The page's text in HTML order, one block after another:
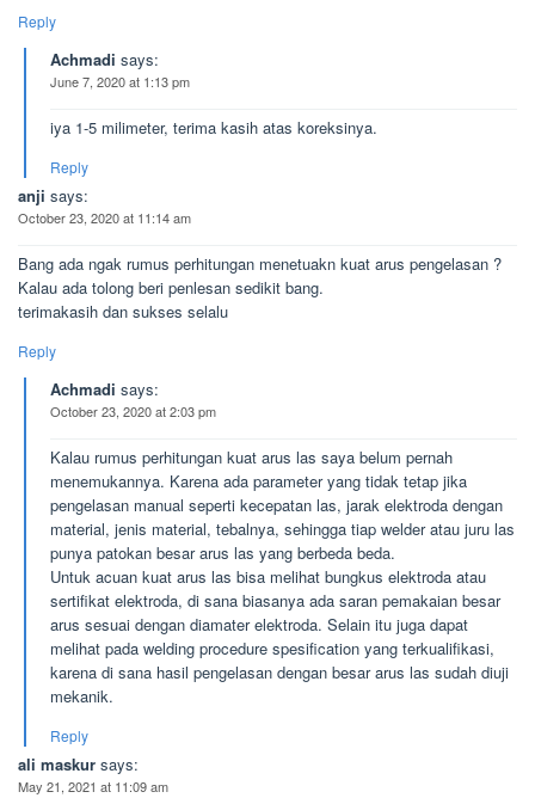
Reply
Achmadi says:
June 7, 2020 at 1:13 pm
iya 1-5 milimeter, terima kasih atas koreksinya.
Reply
anji says:
October 23, 2020 at 11:14 am
Bang ada ngak rumus perhitungan menetuakn kuat arus pengelasan ?
Kalau ada tolong beri penlesan sedikit bang.
terimakasih dan sukses selalu
Reply
Achmadi says:
October 23, 2020 at 2:03 pm
Kalau rumus perhitungan kuat arus las saya belum pernah
menemukannya. Karena ada parameter yang tidak tetap jika
pengelasan manual seperti kecepatan las, jarak elektroda dengan
material, jenis material, tebalnya, sehingga tiap welder atau juru las
punya patokan besar arus las yang berbeda beda.
Untuk acuan kuat arus las bisa melihat bungkus elektroda atau
sertifikat elektroda, di sana biasanya ada saran pemakaian besar
arus sesuai dengan diamater elektroda. Selain itu juga dapat
melihat pada welding procedure spesification yang terkualifikasi,
karena di sana hasil pengelasan dengan besar arus las sudah diuji
mekanik.
Reply
ali maskur says:
May 21, 2021 at 11:09 am